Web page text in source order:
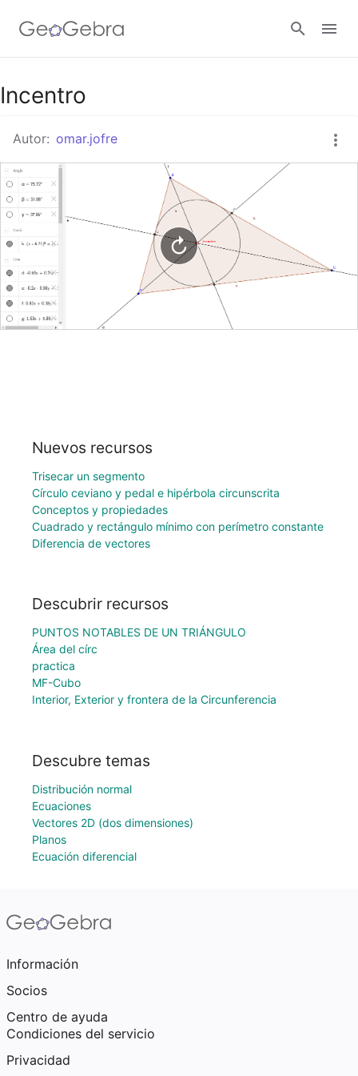
Google Classroom
GeoGebra Classroom
Abrir sesión
Incentro
Autor: omar.jofre
Nuevos recursos
Trisecar un segmento
Círculo ceviano y pedal e hipérbola circunscrita
Conceptos y propiedades
Cuadrado y rectángulo mínimo con perímetro constante
Diferencia de vectores
Descubrir recursos
PUNTOS NOTABLES DE UN TRIÁNGULO
Área del círc
practica
MF-Cubo
Interior, Exterior y frontera de la Circunferencia
Descubre temas
Distribución normal
Ecuaciones
Vectores 2D (dos dimensiones)
Planos
Ecuación diferencial
Información
Socios
Centro de ayuda
Condiciones del servicio
Privacidad